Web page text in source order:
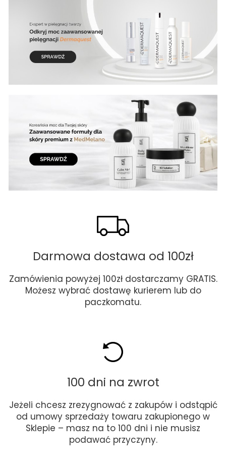
Darmowa dostawa od 100zł
Zamówienia powyżej 100zł dostarczamy GRATIS.
Możesz wybrać dostawę kurierem lub do
paczkomatu.
100 dni na zwrot
Jeżeli chcesz zrezygnować z zakupów i odstąpić
od umowy sprzedaży towaru zakupionego w
Sklepie – masz na to 100 dni i nie musisz
podawać przyczyny.